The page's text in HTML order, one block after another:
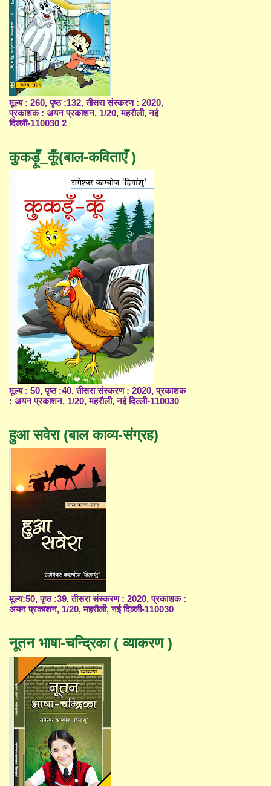
मूल्य : 260, पृष्ठ :132, तीसरा संस्करण : 2020,
प्रकाशक : अयन प्रकाशन, 1/20, महरौली, नई
दिल्ली-110030 2
कुकड़ूँ_कूँ(बाल-कविताएँ )
मूल्य : 50, पृष्ठ :40, तीसरा संस्करण : 2020, प्रकाशक
: अयन प्रकाशन, 1/20, महरौली, नई दिल्ली-110030
हुआ सवेरा (बाल काव्य-संग्रह)
मूल्य:50, पृष्ठ :39, तीसरा संस्करण : 2020, प्रकाशक :
अयन प्रकाशन, 1/20, महरौली, नई दिल्ली-110030
नूतन भाषा-चन्द्रिका ( व्याकरण )